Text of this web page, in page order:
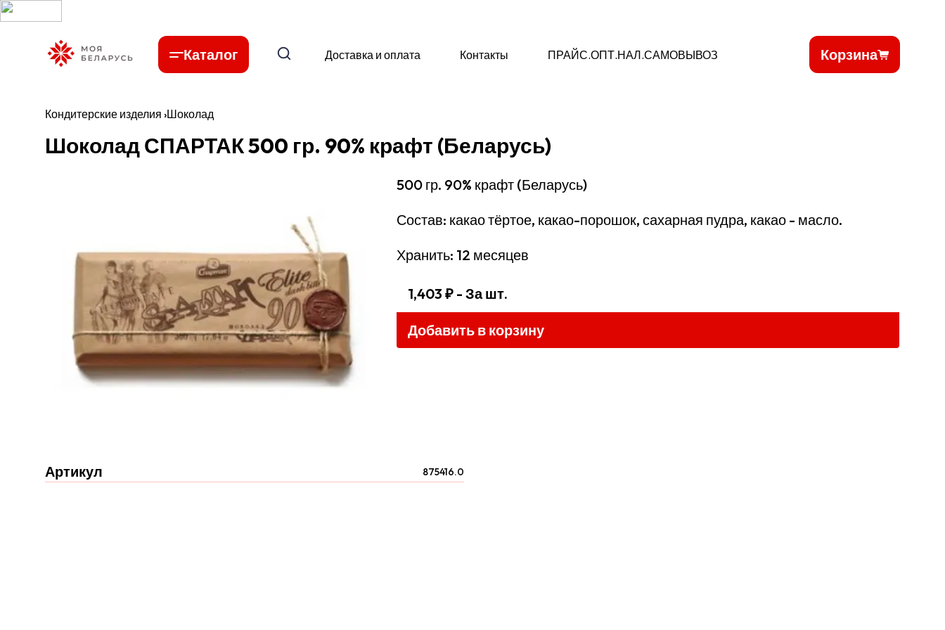
Каталог Доставка и оплата Контакты ПРАЙС.ОПТ.НАЛ.САМОВЫВОЗ Корзина
Кондитерские изделия ›Шоколад
Шоколад СПАРТАК 500 гр. 90% крафт (Беларусь)
500 гр. 90% крафт (Беларусь)
Состав: какао тёртое, какао-порошок, сахарная пудра, какао - масло.
Хранить: 12 месяцев
1,403 ₽ - За шт.
Добавить в корзину
Артикул 875416.0